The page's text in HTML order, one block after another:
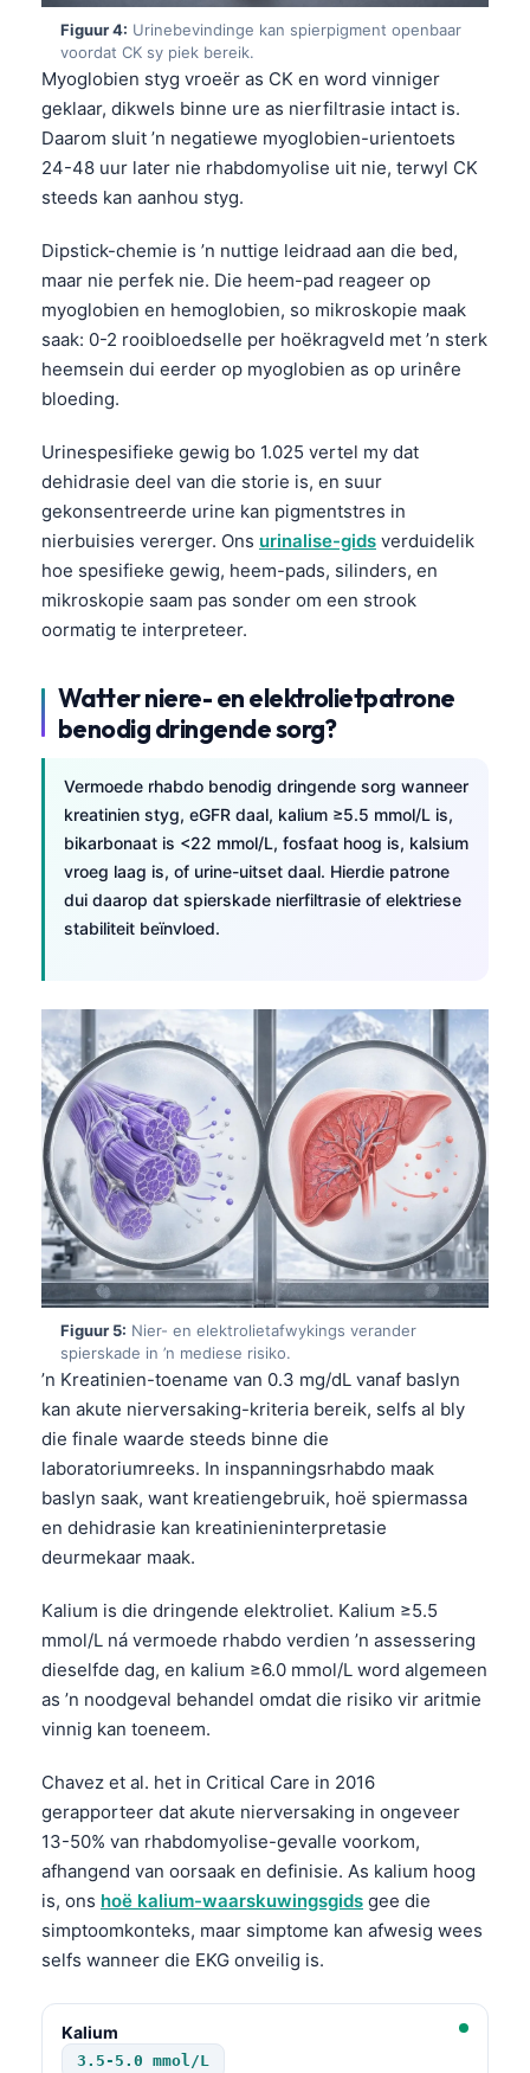
Figuur 4: Urinebevindinge kan spierpigment openbaar
voordat CK sy piek bereik.
Myoglobien styg vroeër as CK en word vinniger
geklaar, dikwels binne ure as nierfiltrasie intact is.
Daarom sluit ’n negatiewe myoglobien-urientoets
24-48 uur later nie rhabdomyolise uit nie, terwyl CK
steeds kan aanhou styg.
Dipstick-chemie is ’n nuttige leidraad aan die bed,
maar nie perfek nie. Die heem-pad reageer op
myoglobien en hemoglobien, so mikroskopie maak
saak: 0-2 rooibloedselle per hoëkragveld met ’n sterk
heemsein dui eerder op myoglobien as op urinêre
bloeding.
Urinespesifieke gewig bo 1.025 vertel my dat
dehidrasie deel van die storie is, en suur
gekonsentreerde urine kan pigmentstres in
nierbuisies vererger. Ons urinalise-gids verduidelik
hoe spesifieke gewig, heem-pads, silinders, en
mikroskopie saam pas sonder om een strook
oormatig te interpreteer.
Watter niere- en elektrolietpatrone
benodig dringende sorg?
Vermoede rhabdo benodig dringende sorg wanneer
kreatinien styg, eGFR daal, kalium ≥5.5 mmol/L is,
bikarbonaat is <22 mmol/L, fosfaat hoog is, kalsium
vroeg laag is, of urine-uitset daal. Hierdie patrone
dui daarop dat spierskade nierfiltrasie of elektriese
stabiliteit beïnvloed.
Figuur 5: Nier- en elektrolietafwykings verander
spierskade in ’n mediese risiko.
’n Kreatinien-toename van 0.3 mg/dL vanaf baslyn
kan akute nierversaking-kriteria bereik, selfs al bly
die finale waarde steeds binne die
laboratoriumreeks. In inspanningsrhabdo maak
baslyn saak, want kreatiengebruik, hoë spiermassa
en dehidrasie kan kreatinieninterpretasie
deurmekaar maak.
Kalium is die dringende elektroliet. Kalium ≥5.5
mmol/L ná vermoede rhabdo verdien ’n assessering
dieselfde dag, en kalium ≥6.0 mmol/L word algemeen
as ’n noodgeval behandel omdat die risiko vir aritmie
vinnig kan toeneem.
Chavez et al. het in Critical Care in 2016
gerapporteer dat akute nierversaking in ongeveer
13-50% van rhabdomyolise-gevalle voorkom,
afhangend van oorsaak en definisie. As kalium hoog
is, ons hoë kalium-waarskuwingsgids gee die
simptoomkonteks, maar simptome kan afwesig wees
selfs wanneer die EKG onveilig is.
Kalium
3.5-5.0 mmol/L